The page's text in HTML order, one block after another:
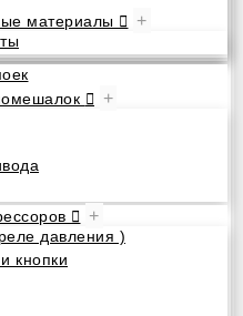
материалы
+
+
+
давления )
кнопки